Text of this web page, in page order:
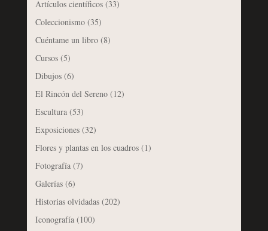
Artículos científicos(33)
Coleccionismo(35)
Cuéntame un libro(8)
Cursos(5)
Dibujos(6)
El Rincón del Sereno(12)
Escultura(53)
Exposiciones(32)
Flores y plantas en los cuadros(1)
Fotografía(7)
Galerías(6)
Historias olvidadas(202)
Iconografía(100)